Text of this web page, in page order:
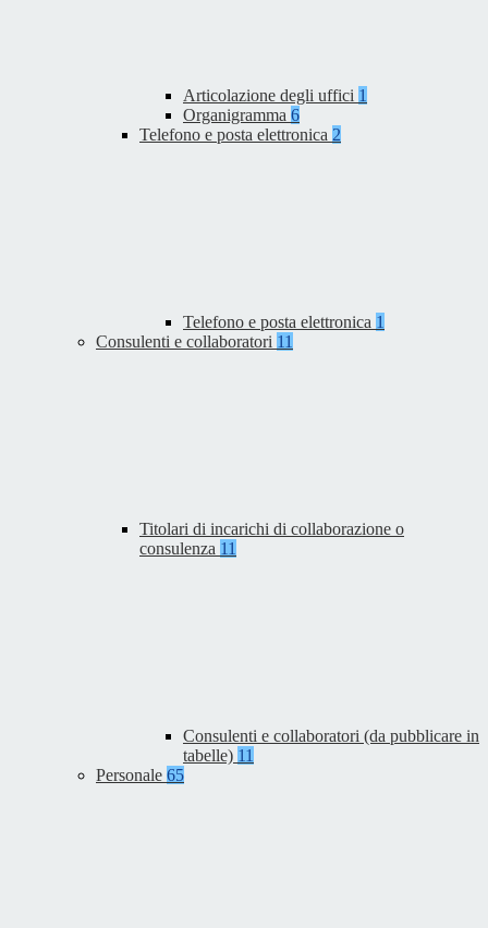
Articolazione degli uffici 1
Organigramma 6
Telefono e posta elettronica 2
Telefono e posta elettronica 1
Consulenti e collaboratori 11
Titolari di incarichi di collaborazione o
consulenza 11
Consulenti e collaboratori (da pubblicare in
tabelle) 11
Personale 65